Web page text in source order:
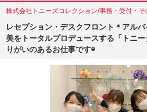
株式会社トニーズコレクション/事務・受付・
レセプション・デスクフロント＊アル
美をトータルプロデュースする「トニ
りがいのあるお仕事です◉